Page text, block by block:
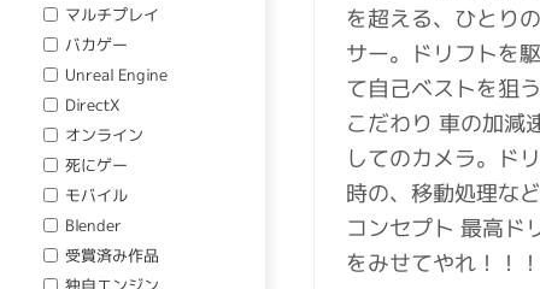
マルチプレイ
バカゲー
Unreal Engine
DirectX
オンライン
死にゲー
モバイル
Blender
受賞済み作品
を超える、ひとり
サー。ドリフトを
て自己ベストを狙
こだわり 車の加減
してのカメラ。ド
時の、移動処理な
コンセプト 最高ド
をみせてやれ！！